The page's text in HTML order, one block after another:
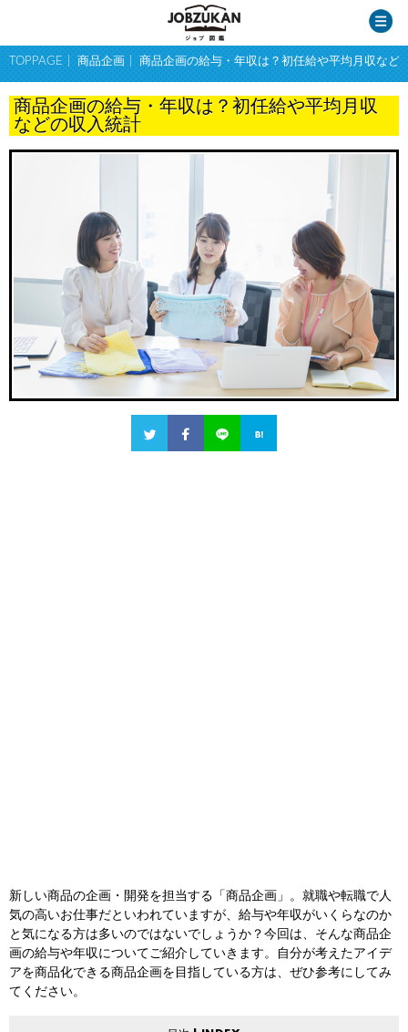
TOPPAGE 商品企画 商品企画の給与・年収は？初任給や平均月収など
商品企画の給与・年収は？初任給や平均月収
などの収入統計
新しい商品の企画・開発を担当する「商品企画」。就職や転職で人
気の高いお仕事だといわれていますが、給与や年収がいくらなのか
と気になる方は多いのではないでしょうか？今回は、そんな商品企
画の給与や年収についてご紹介していきます。自分が考えたアイデ
アを商品化できる商品企画を目指している方は、ぜひ参考にしてみ
てください。